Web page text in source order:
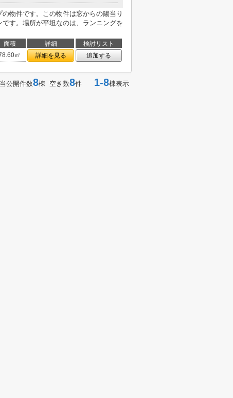
物件です。この物件は窓からの陽当り
す。場所が平坦なのは、ランニングを
面積 詳細
検討リスト
㎡ 詳細を見る 追加する
公開件数8棟 空き数8件 1-8棟表示